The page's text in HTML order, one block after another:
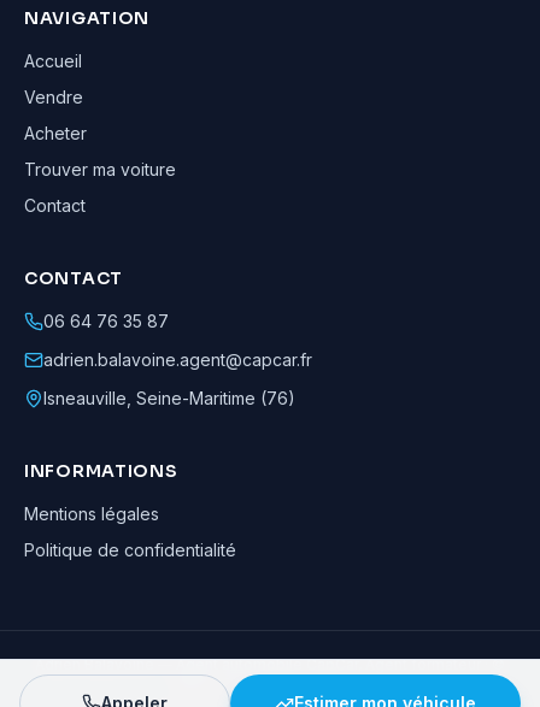
NAVIGATION
Accueil
Vendre
Acheter
Trouver ma voiture
Contact
CONTACT
06 64 76 35 87
adrien.balavoine.agent@capcar.fr
Isneauville Seine-Maritime (76)
INFORMATIONS
Mentions légales
Politique de confidentialité
Adrien Balavoine—Agent automobile CapCar, Agent formateur· ©
· Tous droits réservés
Appeler Estimer mon véhicule